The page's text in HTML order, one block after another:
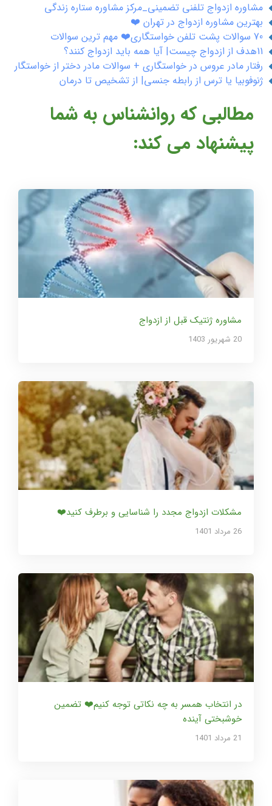
مشاوره ازدواج تلفنی تضمینی_مرکز مشاوره ستاره زندگی
بهترین مشاوره ازدواج در تهران ❤️
70 سوالات پشت تلفن خواستگاری❤️ مهم ترین سوالات
11هدف از ازدواج چیست| آیا همه باید ازدواج کنند؟
رفتار مادر عروس در خواستگاری + سوالات مادر دختر از خواستگار
ژنوفوبیا یا ترس از رابطه جنسی| از تشخیص تا درمان
مطالبی که روانشناس به شما
پیشنهاد می کند:
مشاوره ژنتیک قبل از ازدواج
20 شهریور 1403
مشکلات ازدواج مجدد را شناسایی و برطرف کنید❤️
26 مرداد 1401
در انتخاب همسر به چه نکاتی توجه کنیم❤️ تضمین
خوشبختی آینده
21 مرداد 1401